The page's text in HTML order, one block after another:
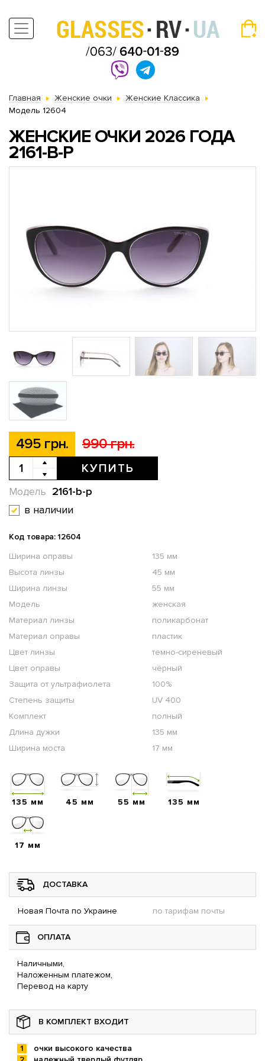
Главная Женские очки
Женские Классика
Модель 12604
ЖЕНСКИЕ ОЧКИ 2026 ГОДА
2161-B-P
495 грн. 990 грн.
КУПИТЬ
2161-b-p
Модель
в наличии
Код товара: 12604
Ширина оправы
135 мм
Высота линзы
45 мм
Ширина линзы
55 мм
Модель
женская
Материал линзы
поликарбонат
Материал оправы
пластик
Цвет линзы
темно-сиреневый
Цвет оправы
чёрный
Защита от ультрафиолета
100%
Степень защиты
UV 400
Комплект
полный
Длина дужки
135 мм
Ширина моста
17 мм
135 мм 45 мм 55 мм 135 мм
17 мм
ДОСТАВКА
Новая Почта по Украине по тарифам почты
ОПЛАТА
Наличными,
Наложенным платежом,
Перевод на карту
В КОМПЛЕКТ ВХОДИТ
очки высокого качества